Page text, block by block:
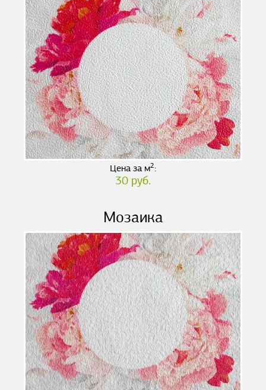
Цена за м2:
30 руб.
Мозаика